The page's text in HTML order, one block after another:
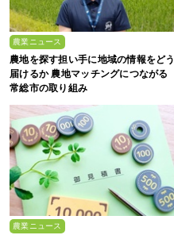
農業ニュース
農地を探す担い手に地域の情報をどう
届けるか 農地マッチングにつながる
常総市の取り組み
農業ニュース